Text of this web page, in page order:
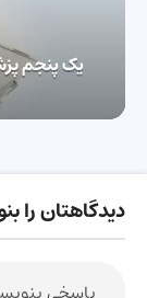
دیدگاهتان را